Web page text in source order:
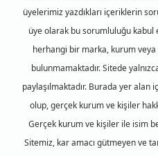
üyelerimiz yazdıkları içeriklerin
üye olarak bu sorumluluğu kabul
herhangi bir marka, kurum veya
bulunmamaktadır. Sitede
paylaşılmaktadır. Burada yer
olup, gerçek kurum ve kişiler
Gerçek kurum ve kişiler ile isim
Sitemiz, kar amacı gütmeyen ve